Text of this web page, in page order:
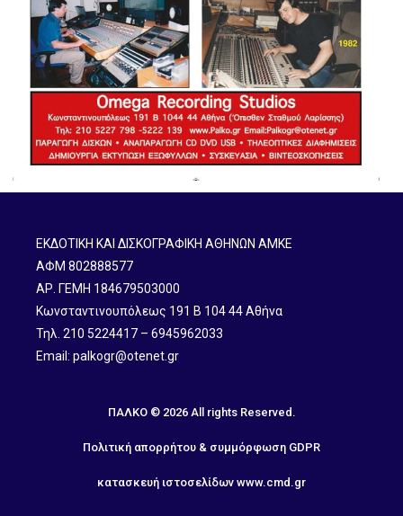
ΕΚΔΟΤΙΚΗ ΚΑΙ ΔΙΣΚΟΓΡΑΦΙΚΗ ΑΘΗΝΩΝ ΑΜΚΕ
ΑΦΜ 802888577
ΑΡ. ΓΕΜΗ 184679503000
Κωνσταντινουπόλεως 191 B 104 44 Αθήνα
Τηλ. 210 5224417 – 6945962033
Email: palkogr@otenet.gr
ΠΑΛΚΟ © 2026 All rights Reserved.
Πολιτική απορρήτου & συμμόρφωση GDPR
κατασκευή ιστοσελίδων www.cmd.gr